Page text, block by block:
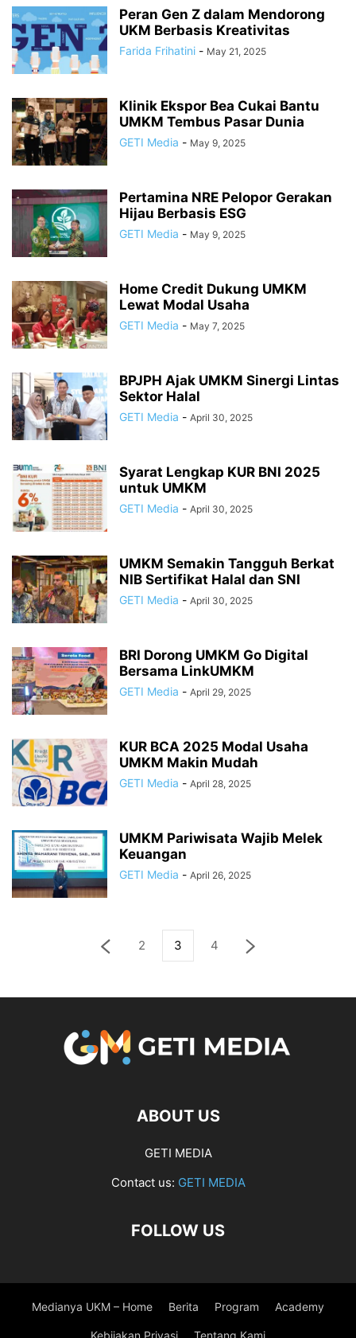
Peran Gen Z dalam Mendorong
UKM Berbasis Kreativitas
Farida Frihatini - May 21, 2025
Klinik Ekspor Bea Cukai Bantu
UMKM Tembus Pasar Dunia
GETI Media - May 9, 2025
Pertamina NRE Pelopor Gerakan
Hijau Berbasis ESG
GETI Media - May 9, 2025
Home Credit Dukung UMKM
Lewat Modal Usaha
GETI Media - May 7, 2025
BPJPH Ajak UMKM Sinergi Lintas
Sektor Halal
GETI Media - April 30, 2025
Syarat Lengkap KUR BNI 2025
untuk UMKM
GETI Media - April 30, 2025
UMKM Semakin Tangguh Berkat
NIB Sertifikat Halal dan SNI
GETI Media - April 30, 2025
BRI Dorong UMKM Go Digital
Bersama LinkUMKM
GETI Media - April 29, 2025
KUR BCA 2025 Modal Usaha
UMKM Makin Mudah
GETI Media - April 28, 2025
UMKM Pariwisata Wajib Melek
Keuangan
GETI Media - April 26, 2025
2 3 4
ABOUT US
GETI MEDIA
Contact us: GETI MEDIA
FOLLOW US
Medianya UKM – Home Berita Program Academy
Kebijakan Privasi Tentang Kami